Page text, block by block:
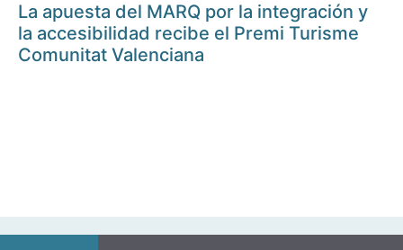
La apuesta del MARQ por la integración y
la accesibilidad recibe el Premi Turisme
Comunitat Valenciana